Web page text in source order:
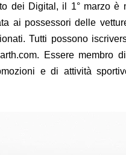
dei Digital, il 1° marzo è
ai possessori delle
Tutti possono
Essere membro
e di attività